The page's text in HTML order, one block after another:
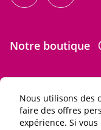
Nous utilisons des
faire des offres
expérience. Si
Notre boutique
Informations